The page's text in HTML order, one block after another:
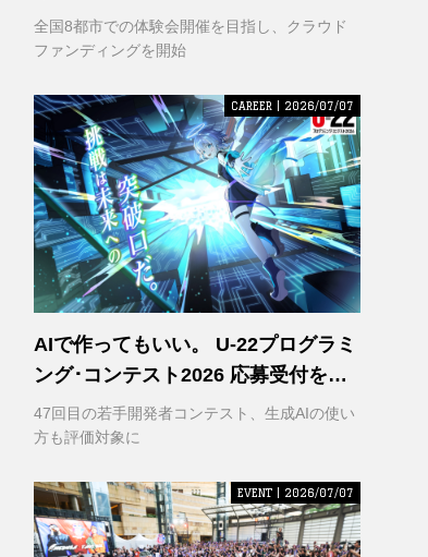
VR｣ 理解の輪を広げるため支援募集
を開始
全国8都市での体験会開催を目指し、クラウド
ファンディングを開始
CAREER | 2026/07/07
AIで作ってもいい。 U-22プログラミ
ング･コンテスト2026 応募受付を開
始
47回目の若手開発者コンテスト、生成AIの使い
方も評価対象に
EVENT | 2026/07/07